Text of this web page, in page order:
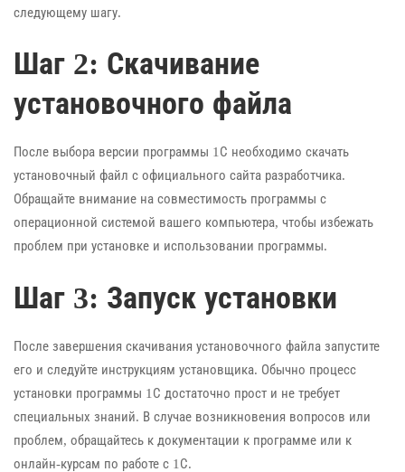
следующему шагу.
Шаг 2: Скачивание
установочного файла
После выбора версии программы 1С необходимо скачать
установочный файл с официального сайта разработчика.
Обращайте внимание на совместимость программы с
операционной системой вашего компьютера, чтобы избежать
проблем при установке и использовании программы.
Шаг 3: Запуск установки
После завершения скачивания установочного файла запустите
его и следуйте инструкциям установщика. Обычно процесс
установки программы 1С достаточно прост и не требует
специальных знаний. В случае возникновения вопросов или
проблем, обращайтесь к документации к программе или к
онлайн-курсам по работе с 1С.